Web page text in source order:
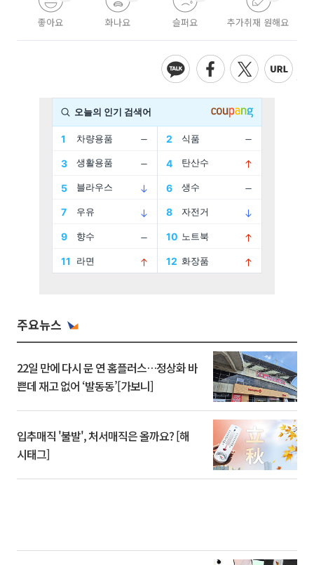
좋아요 화나요 슬퍼요 추가취재 원해요
주요뉴스
22일 만에 다시 문 연 홈플러스…정상화 바
쁜데 재고 없어 ‘발동동’[가보니]
입추매직 '불발', 처서매직은 올까요? [해
시태그]